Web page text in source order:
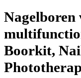
Nagelboren
Boorkit,